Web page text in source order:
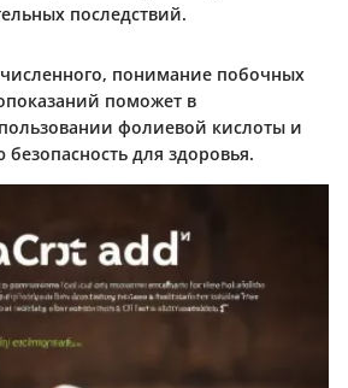
последствий.
понимание побочных
поможет в
фолиевой кислоты и
для здоровья.